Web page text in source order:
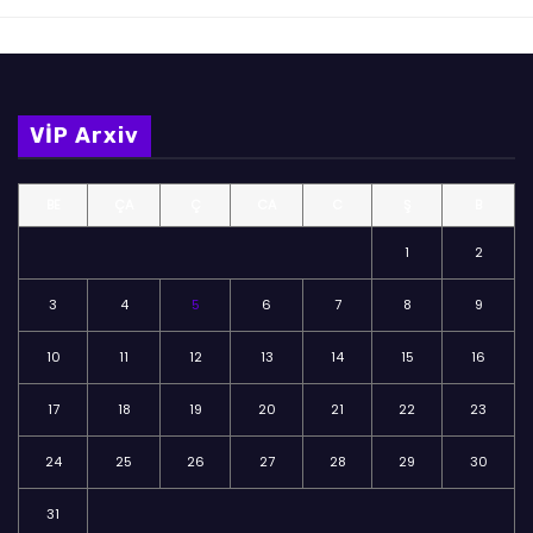
VİP Arxiv
1 2
3 4 5 6 7 8 9
10 11 12 13 14 15 16
17 18 19 20 21 22 23
24 25 26 27 28 29 30
31